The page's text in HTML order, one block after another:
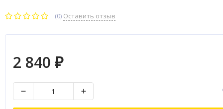
(0) Оставить отзыв
2 840 ₽